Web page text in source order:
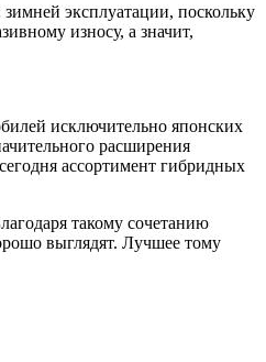
эксплуатации, поскольку
износу, а значит,
исключительно японских
расширения
ассортимент гибридных
такому сочетанию
выглядят. Лучшее тому